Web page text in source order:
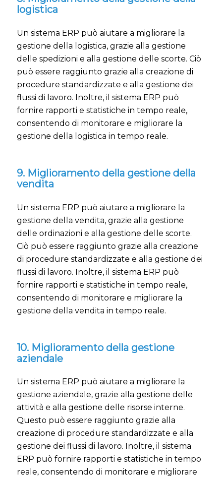
logistica
Un sistema ERP può aiutare a migliorare la
gestione della logistica, grazie alla gestione
delle spedizioni e alla gestione delle scorte. Ciò
può essere raggiunto grazie alla creazione di
procedure standardizzate e alla gestione dei
flussi di lavoro. Inoltre, il sistema ERP può
fornire rapporti e statistiche in tempo reale,
consentendo di monitorare e migliorare la
gestione della logistica in tempo reale.
9. Miglioramento della gestione della
vendita
Un sistema ERP può aiutare a migliorare la
gestione della vendita, grazie alla gestione
delle ordinazioni e alla gestione delle scorte.
Ciò può essere raggiunto grazie alla creazione
di procedure standardizzate e alla gestione dei
flussi di lavoro. Inoltre, il sistema ERP può
fornire rapporti e statistiche in tempo reale,
consentendo di monitorare e migliorare la
gestione della vendita in tempo reale.
10. Miglioramento della gestione
aziendale
Un sistema ERP può aiutare a migliorare la
gestione aziendale, grazie alla gestione delle
attività e alla gestione delle risorse interne.
Questo può essere raggiunto grazie alla
creazione di procedure standardizzate e alla
gestione dei flussi di lavoro. Inoltre, il sistema
ERP può fornire rapporti e statistiche in tempo
reale, consentendo di monitorare e migliorare